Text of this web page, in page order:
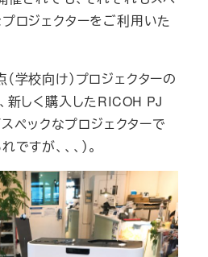
ロジェクターをご利用いた
学校向け）プロジェクターの
新しく購入したRICOH PJ
ペックなプロジェクターで
すが、、、）。